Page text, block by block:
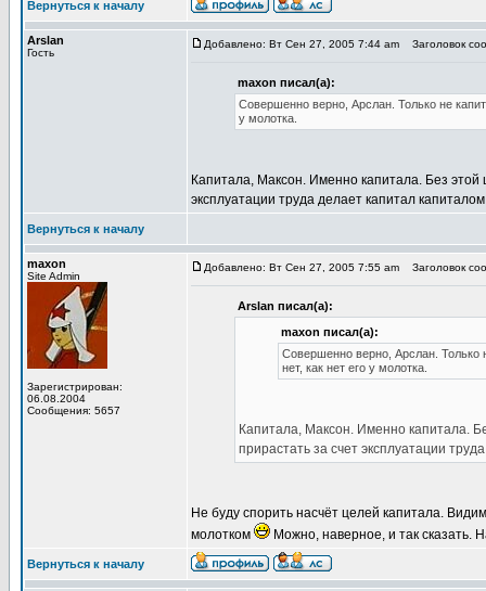
Вернуться к началу
Arslan
Гость
Добавлено: Вт Сен 27, 2005 7:44 am Заголовок
maxon писал(а):
Совершенно верно, Арслан. Только не
у молотка.
Капитала, Максон. Именно капитала. Без этой
эксплуатации труда делает капитал
Вернуться к началу
maxon
Site Admin
Зарегистрирован:
06.08.2004
Сообщения: 5657
Добавлено: Вт Сен 27, 2005 7:55 am Заголовок
Arslan писал(а):
maxon писал(а):
Совершенно верно, Арслан. Только
нет, как нет его у молотка.
Капитала, Максон. Именно капитала.
прирастать за счет эксплуатации
Не буду спорить насчёт целей капитала.
молотком
Можно, наверное, и так сказать.
Вернуться к началу